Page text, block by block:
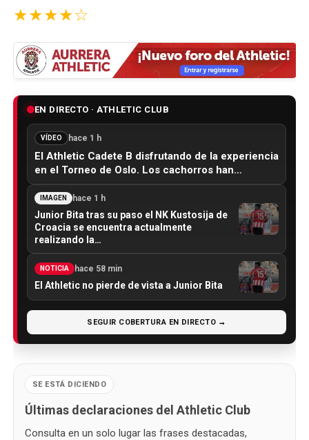
★★★★☆
EN DIRECTO · ATHLETIC CLUB
VÍDEO hace 1 h
El Athletic Cadete B disfrutando de la experiencia
en el Torneo de Oslo. Los cachorros han…
IMAGEN hace 1 h
Junior Bita tras su paso el NK Kustosija de
Croacia se encuentra actualmente
realizando la…
NOTICIA hace 58 min
El Athletic no pierde de vista a Junior Bita
SEGUIR COBERTURA EN DIRECTO →
SE ESTÁ DICIENDO
Últimas declaraciones del Athletic Club
Consulta en un solo lugar las frases destacadas,